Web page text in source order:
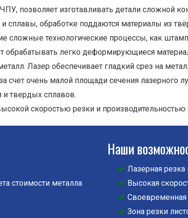
позволяет изготавливать детали сложной
сплавы, обработке поддаются материалы из
сложные технологические процессы, как
обрабатывать легко деформирующиеся
Лазер обеспечивает гладкий срез на
счет очень малой площади сечения лазерного
и твердых сплавов.
скоростью резки и производительностью
стоимости металла
Наши
Лазерная
Высокая
Зона резки